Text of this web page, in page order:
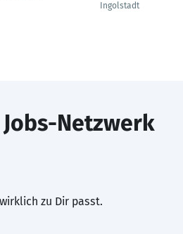
Ingolstadt
Jobs-Netzwerk
zu Dir passt.